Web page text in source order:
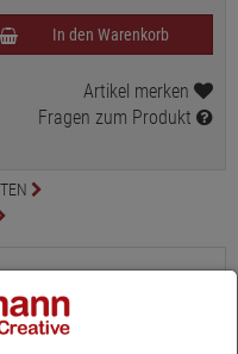
In den Warenkorb
Artikel merken
Fragen zum Produkt
Schlamperbox!